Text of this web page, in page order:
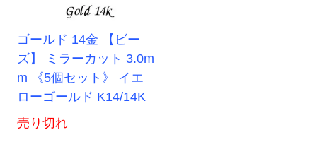
ゴールド 14金 【ビー
ズ】 ミラーカット 3.0m
m 《5個セット》 イエ
ローゴールド K14/14K
売り切れ